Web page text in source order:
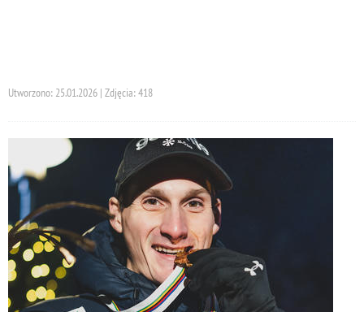
Utworzono: 25.01.2026 | Zdjęcia: 418